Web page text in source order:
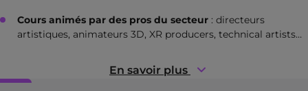
Cours animés par des pros du secteur : directeurs
artistiques, animateurs 3D, XR producers, technical artists…
En savoir plus